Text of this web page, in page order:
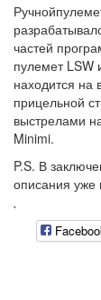
частей
пулемет LSW
находится на
прицельной
выстрелами
Minimi.
P.S. В
описания
`